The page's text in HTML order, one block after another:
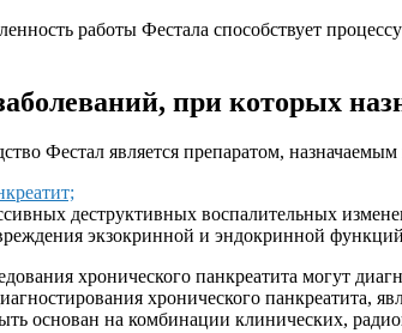
работы Фестала способствует
при которых
Фестал является препаратом,
деструктивных воспалительных
экзокринной и эндокринной
хронического панкреатита могут
хронического панкреатита,
основан на комбинации клинических,